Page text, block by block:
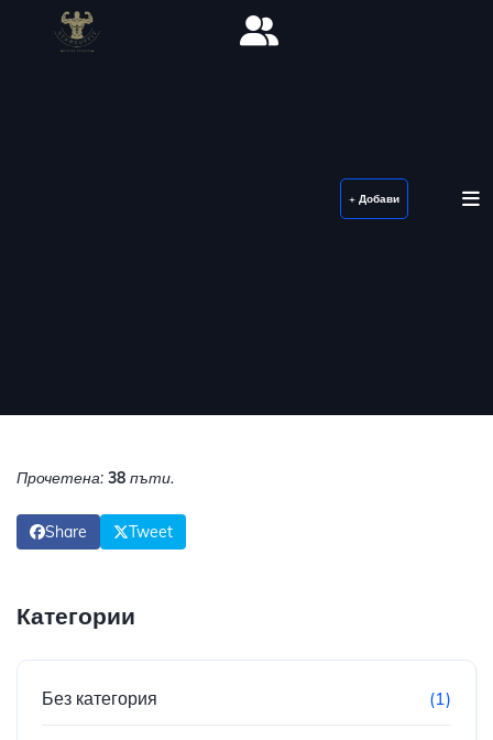
+ Добави
Прочетена: 38 пъти.
Share Tweet
Категории
Без категория (1)